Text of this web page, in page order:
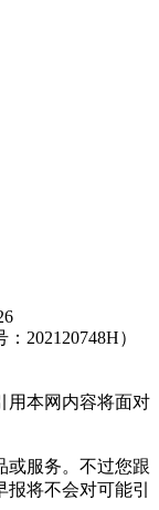
202120748H）
用本网内容将面对
或服务。不过您跟
将不会对可能引